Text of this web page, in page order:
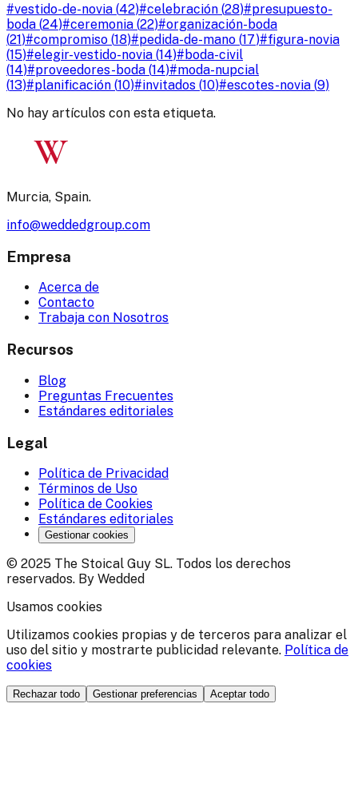
#vestido-de-novia (42)#celebración (28)#presupuesto-
boda (24)#ceremonia (22)#organización-boda
(21)#compromiso (18)#pedida-de-mano (17)#figura-novia
(15)#elegir-vestido-novia (14)#boda-civil
(14)#proveedores-boda (14)#moda-nupcial
(13)#planificación (10)#invitados (10)#escotes-novia (9)
No hay artículos con esta etiqueta.
W
Murcia, Spain.
info@weddedgroup.com
Empresa
Acerca de
Contacto
Trabaja con Nosotros
Recursos
Blog
Preguntas Frecuentes
Estándares editoriales
Legal
Política de Privacidad
Términos de Uso
Política de Cookies
Estándares editoriales
Gestionar cookies
© 2025 The Stoical Guy SL. Todos los derechos
reservados. By Wedded
Usamos cookies
Utilizamos cookies propias y de terceros para analizar el
uso del sitio y mostrarte publicidad relevante. Política de
cookies
Rechazar todo Gestionar preferencias Aceptar todo